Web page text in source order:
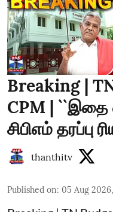
Breaking |
CPM | ``இதை
சிபிஎம் தரப்பு
thanthitv
Published on: 05 Aug